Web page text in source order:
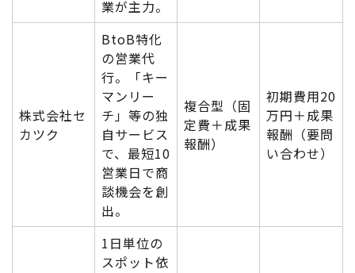
業が主力。
株式会社セ
カツク
BtoB特化
の営業代
行。「キー
マンリー
チ」等の独
自サービス
で、最短10
営業日で商
談機会を創
出。
複合型（固
定費＋成果
報酬）
初期費用20
万円＋成果
報酬（要問
い合わせ）
1日単位の
スポット依